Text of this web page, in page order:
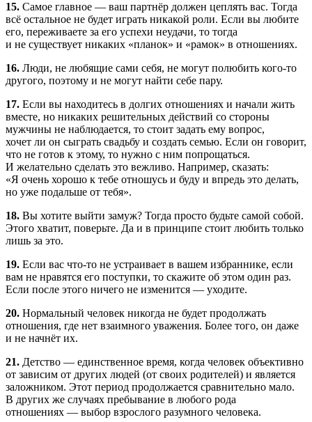
15. Самое главное — ваш партнёр должен цеплять вас. Тогда
всё остальное не будет играть никакой роли. Если вы любите
его, переживаете за его успехи неудачи, то тогда
и не существует никаких «планок» и «рамок» в отношениях.
16. Люди, не любящие сами себя, не могут полюбить кого-то
другого, поэтому и не могут найти себе пару.
17. Если вы находитесь в долгих отношениях и начали жить
вместе, но никаких решительных действий со стороны
мужчины не наблюдается, то стоит задать ему вопрос,
хочет ли он сыграть свадьбу и создать семью. Если он говорит,
что не готов к этому, то нужно с ним попрощаться.
И желательно сделать это вежливо. Например, сказать:
«Я очень хорошо к тебе отношусь и буду и впредь это делать,
но уже подальше от тебя».
18. Вы хотите выйти замуж? Тогда просто будьте самой собой.
Этого хватит, поверьте. Да и в принципе стоит любить только
лишь за это.
19. Если вас что-то не устраивает в вашем избраннике, если
вам не нравятся его поступки, то скажите об этом один раз.
Если после этого ничего не изменится — уходите.
20. Нормальный человек никогда не будет продолжать
отношения, где нет взаимного уважения. Более того, он даже
и не начнёт их.
21. Детство — единственное время, когда человек объективно
от зависим от других людей (от своих родителей) и является
заложником. Этот период продолжается сравнительно мало.
В других же случаях пребывание в любого рода
отношениях — выбор взрослого разумного человека.